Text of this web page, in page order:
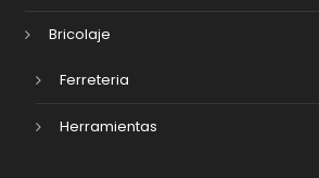
Bricolaje
Ferreteria
Herramientas